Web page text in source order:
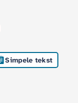
Simpele tekst